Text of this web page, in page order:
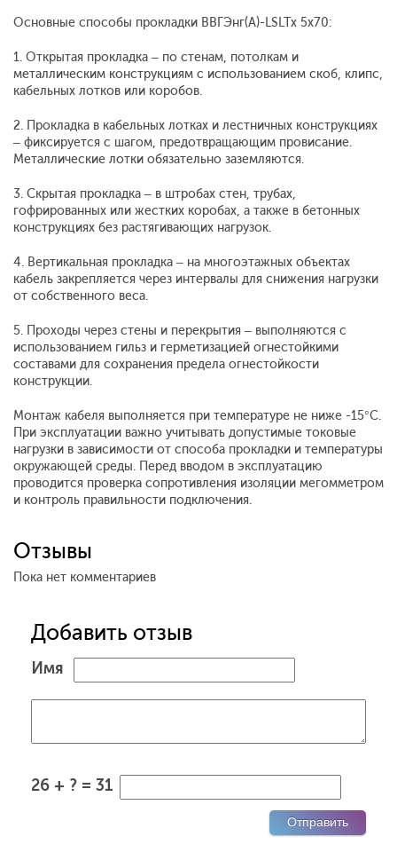
Основные способы прокладки ВВГЭнг(А)-LSLTx 5x70:
1. Открытая прокладка – по стенам, потолкам и
металлическим конструкциям с использованием скоб, клипс,
кабельных лотков или коробов.
2. Прокладка в кабельных лотках и лестничных конструкциях
– фиксируется с шагом, предотвращающим провисание.
Металлические лотки обязательно заземляются.
3. Cкрытая прокладка – в штробах стен, трубах,
гофрированных или жестких коробах, а также в бетонных
конструкциях без растягивающих нагрузок.
4. Вертикальная прокладка – на многоэтажных объектах
кабель закрепляется через интервалы для снижения нагрузки
от собственного веса.
5. Проходы через стены и перекрытия – выполняются с
использованием гильз и герметизацией огнестойкими
составами для сохранения предела огнестойкости
конструкции.
Монтаж кабеля выполняется при температуре не ниже -15°C.
При эксплуатации важно учитывать допустимые токовые
нагрузки в зависимости от способа прокладки и температуры
окружающей среды. Перед вводом в эксплуатацию
проводится проверка сопротивления изоляции мегомметром
и контроль правильности подключения.
Отзывы
Пока нет комментариев
Добавить отзыв
Имя
26 + ? = 31